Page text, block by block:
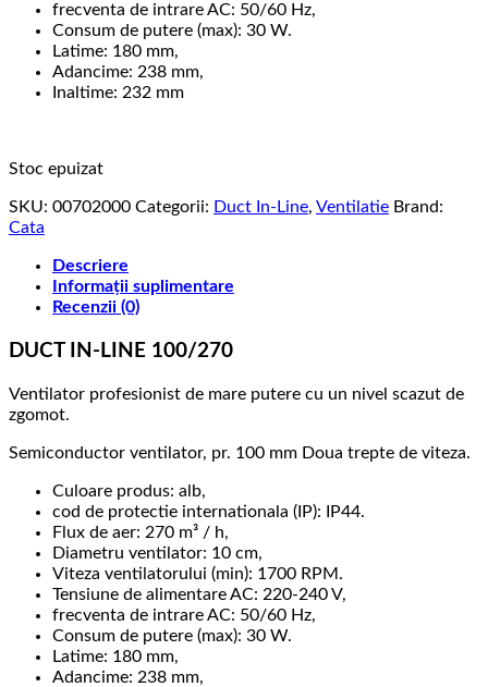
frecventa de intrare AC: 50/60 Hz,
Consum de putere (max): 30 W.
Latime: 180 mm,
Adancime: 238 mm,
Inaltime: 232 mm
Stoc epuizat
SKU: 00702000 Categorii: Duct In-Line, Ventilatie Brand:
Cata
Descriere
Informații suplimentare
Recenzii (0)
DUCT IN-LINE 100/270
Ventilator profesionist de mare putere cu un nivel scazut de
zgomot.
Semiconductor ventilator, pr. 100 mm Doua trepte de viteza.
Culoare produs: alb,
cod de protectie internationala (IP): IP44.
Flux de aer: 270 m³ / h,
Diametru ventilator: 10 cm,
Viteza ventilatorului (min): 1700 RPM.
Tensiune de alimentare AC: 220-240 V,
frecventa de intrare AC: 50/60 Hz,
Consum de putere (max): 30 W.
Latime: 180 mm,
Adancime: 238 mm,